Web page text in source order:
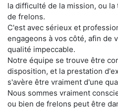
la difficulté de la mission, ou
de frelons.
C'est avec sérieux et
engageons à vos côté, afin de
qualité impeccable.
Notre équipe se trouve être
disposition, et la prestation
s'avère être vraiment d'une
Nous sommes vraiment
ou bien de frelons peut être